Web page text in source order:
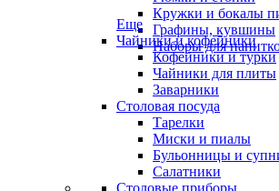
Кружки и бокалы
Графины, кувшины
Наборы для
Еще
Чайники и кофейники
Кофейники и турки
Чайники для плиты
Заварники
Столовая посуда
Тарелки
Миски и пиалы
Бульонницы и
Салатники
Столовые приборы